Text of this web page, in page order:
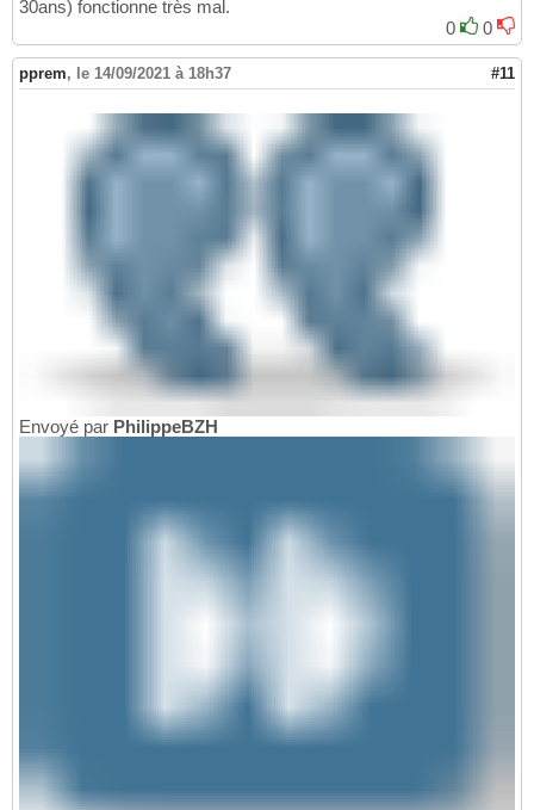
30ans) fonctionne très mal.
0
0
pprem, le 14/09/2021 à 18h37 #11
Envoyé par PhilippeBZH